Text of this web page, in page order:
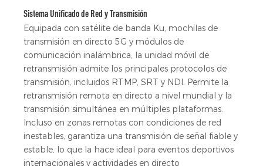
Sistema Unificado de Red y Transmisión
Equipada con satélite de banda Ku, mochilas de
transmisión en directo 5G y módulos de
comunicación inalámbrica, la unidad móvil de
retransmisión admite los principales protocolos de
transmisión, incluidos RTMP, SRT y NDI. Permite la
retransmisión remota en directo a nivel mundial y la
transmisión simultánea en múltiples plataformas.
Incluso en zonas remotas con condiciones de red
inestables, garantiza una transmisión de señal fiable y
estable, lo que la hace ideal para eventos deportivos
internacionales y actividades en directo